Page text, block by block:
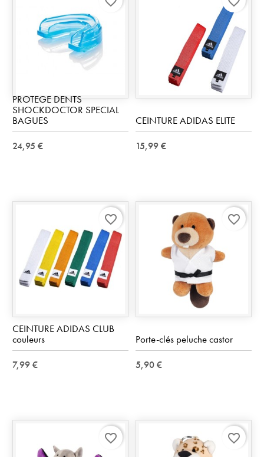
PROTEGE DENTS
SHOCKDOCTOR SPECIAL
BAGUES
24,95 €
CEINTURE ADIDAS ELITE
15,99 €
CEINTURE ADIDAS CLUB
couleurs
7,99 €
favorite_border
Porte-clés peluche castor
5,90 €
favorite_border
favorite_border favorite_border